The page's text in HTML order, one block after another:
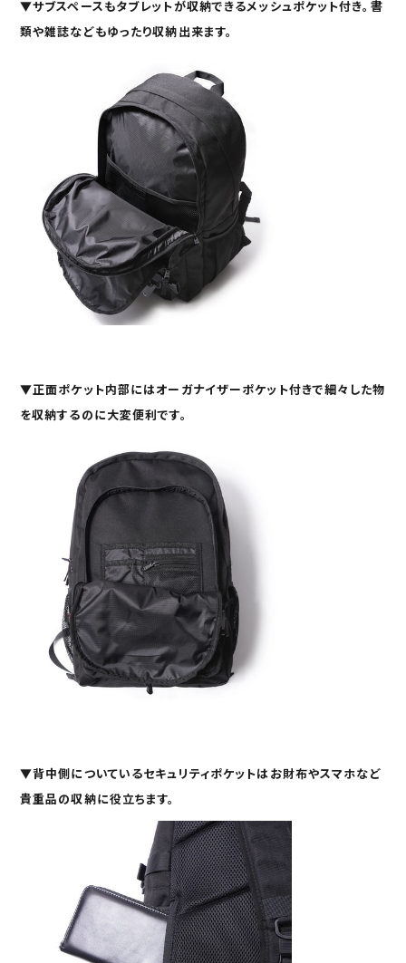
▼サブスペースもタブレットが収納できるメッシュポケット付き。書
類や雑誌などもゆったり収納出来ます。
▼正面ポケット内部にはオーガナイザーポケット付きで細々した物
を収納するのに大変便利です。
▼背中側についているセキュリティポケットはお財布やスマホなど
貴重品の収納に役立ちます。